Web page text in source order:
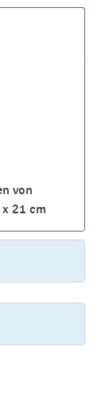
von
21 cm